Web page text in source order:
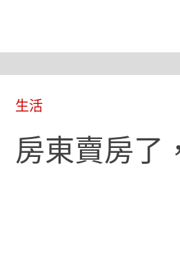
生活
房東賣房了